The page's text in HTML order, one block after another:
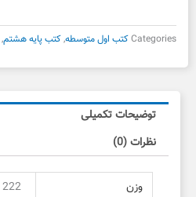
هشتم
جویامجد
دست
عدد
Categoriesکتب اول متوسطه,کتب پایه هشتم,
توضیحات تکمیلی
نظرات (0)
وزن
222 گرم